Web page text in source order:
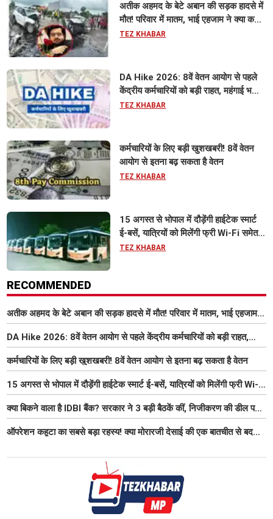
अतीक अहमद के बेटे अबान की सड़क हादसे में
मौत! परिवार में मातम, भाई एहजाम ने क्या कहा?
जानिए पूरा मामला
TEZ KHABAR
DA Hike 2026: 8वें वेतन आयोग से पहले
केंद्रीय कर्मचारियों को बड़ी राहत, महंगाई भत्ता
63% होने की संभावना
TEZ KHABAR
कर्मचारियों के लिए बड़ी खुशखबरी! 8वें वेतन
आयोग से इतना बढ़ सकता है वेतन
TEZ KHABAR
15 अगस्त से भोपाल में दौड़ेंगी हाईटेक स्मार्ट
ई-बसें, यात्रियों को मिलेंगी फ्री Wi-Fi समेत
आधुनिक सुविधा
TEZ KHABAR
RECOMMENDED
अतीक अहमद के बेटे अबान की सड़क हादसे में मौत! परिवार में मातम, भाई एहजाम ने
क्या कहा? जानिए पूरा मामला
DA Hike 2026: 8वें वेतन आयोग से पहले केंद्रीय कर्मचारियों को बड़ी राहत,
महंगाई भत्ता 63% होने की संभावना
कर्मचारियों के लिए बड़ी खुशखबरी! 8वें वेतन आयोग से इतना बढ़ सकता है वेतन
15 अगस्त से भोपाल में दौड़ेंगी हाईटेक स्मार्ट ई-बसें, यात्रियों को मिलेंगी फ्री Wi-
Fi समेत आधुनिक सुविधा
क्या बिकने वाला है IDBI बैंक? सरकार ने 3 बड़ी बैठकें कीं, निजीकरण की डील पर
बढ़ी हलचल
ऑपरेशन कहूटा का सबसे बड़ा रहस्य! क्या मोरारजी देसाई की एक बातचीत से बदल